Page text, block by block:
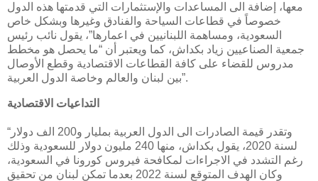
معها، إضافة الى المساعدات والإستثمارات التي قدمتها هذه الدول
خصوصاً في قطاعات السياحة والفنادق وغيرها وبشكل خاص
السعودية، ومساهمة اللبنانيين في اعمارها”، يقول نائب رئيس
جمعية الصناعيين زياد بكداش، كما ويعتبر أن “ما يحصل هو مخطط
مدروس للقضاء على كافة القطاعات الاقتصادية وقطع الأوصال
بين لبنان والعالم وخاصة الدول العربية”.
التداعيات الاقتصادية
“وتقدر قيمة الصادرات الى الدول العربية بمليار و200 الف دولار
لسنة 2020، يقول بكداش، منها 240 مليون دولار للسعودية وذلك
رغم التشدد في الاجراءات لمكافحة فيروس كورونا في السعودية،
وكان الهدف المتوقع لسنة 2022 بعدما تمكن لبنان من تحقيق